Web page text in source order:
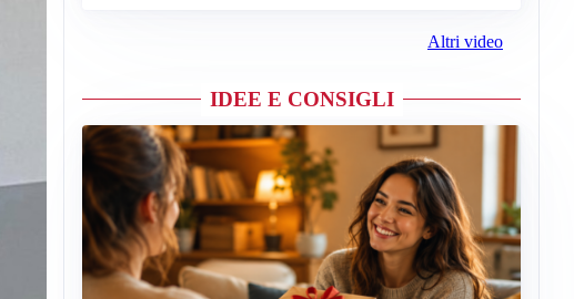
Altri video
IDEE E CONSIGLI